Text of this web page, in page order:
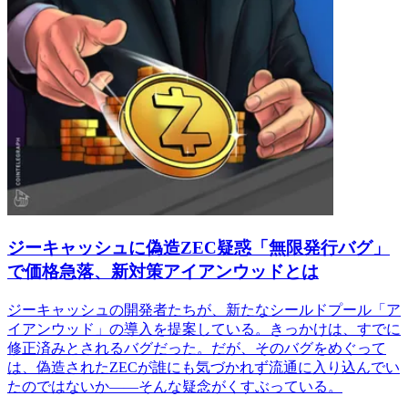
ジーキャッシュに偽造ZEC疑惑「無限発行バグ」
で価格急落、新対策アイアンウッドとは
ジーキャッシュの開発者たちが、新たなシールドプール「ア
イアンウッド」の導入を提案している。きっかけは、すでに
修正済みとされるバグだった。だが、そのバグをめぐって
は、偽造されたZECが誰にも気づかれず流通に入り込んでい
たのではないか――そんな疑念がくすぶっている。